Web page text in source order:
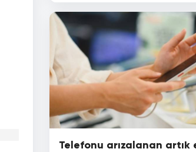
Telefonu arızalanan artık